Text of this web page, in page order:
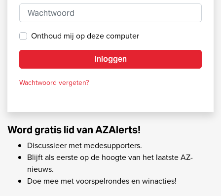
Wachtwoord
Onthoud mij op deze computer
Inloggen
Wachtwoord vergeten?
Word gratis lid van AZAlerts!
Discussieer met medesupporters.
Blijft als eerste op de hoogte van het laatste AZ-
nieuws.
Doe mee met voorspelrondes en winacties!